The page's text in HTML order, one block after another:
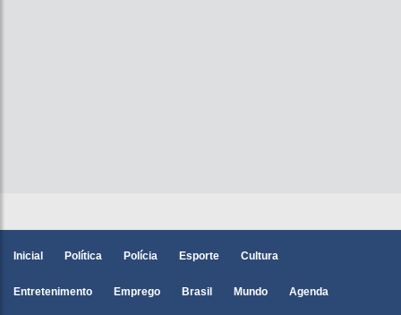
Inicial Política Polícia Esporte Cultura
Entretenimento Emprego Brasil Mundo Agenda